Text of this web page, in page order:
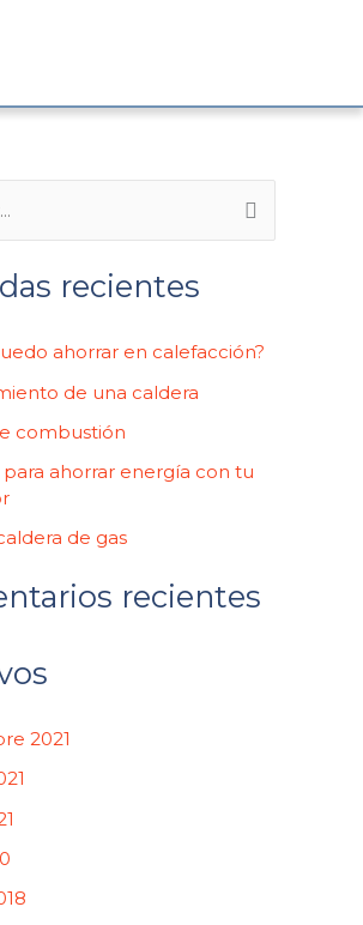
recientes
ahorrar en calefacción?
de una caldera
combustión
para ahorrar energía con tu
de gas
recientes
2021